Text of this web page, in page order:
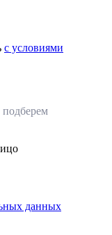
с условиями
данных